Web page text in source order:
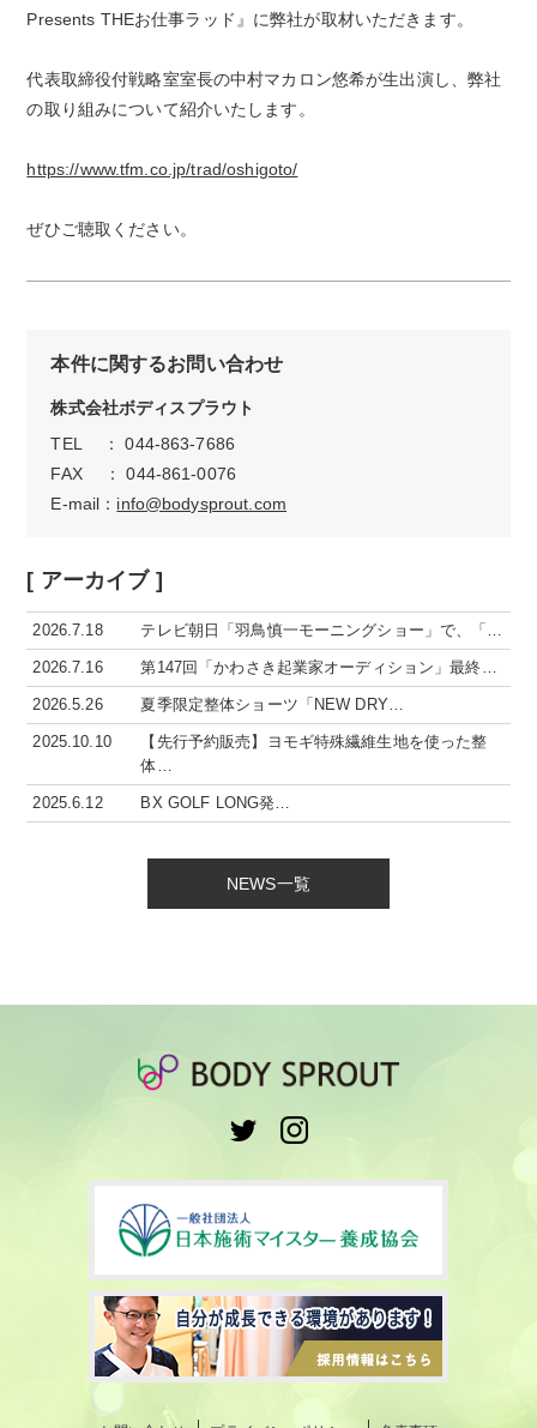
Presents THEお仕事ラッド』に弊社が取材いただきます。
代表取締役付戦略室室長の中村マカロン悠希が生出演し、弊社
の取り組みについて紹介いたします。
https://www.tfm.co.jp/trad/oshigoto/
ぜひご聴取ください。
本件に関するお問い合わせ
株式会社ボディスプラウト
TEL ： 044-863-7686
FAX ： 044-861-0076
E-mail： info@bodysprout.com
[ アーカイブ ]
2026.7.18 テレビ朝日「羽鳥慎一モーニングショー」で、「…
2026.7.16 第147回「かわさき起業家オーディション」最終…
2026.5.26 夏季限定整体ショーツ「NEW DRY…
2025.10.10
【先行予約販売】ヨモギ特殊繊維生地を使った整
体…
2025.6.12 BX GOLF LONG発…
NEWS一覧